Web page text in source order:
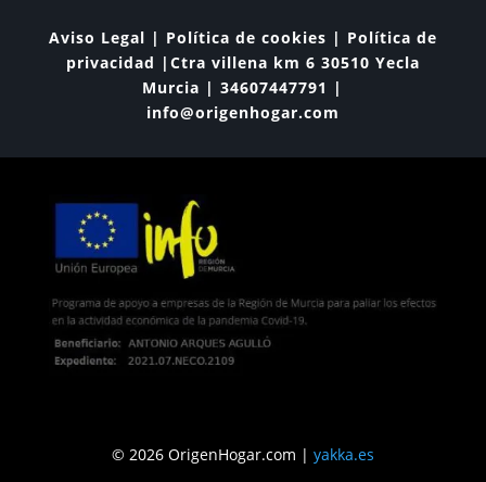
Aviso Legal | Política de cookies | Política de
privacidad |Ctra villena km 6 30510 Yecla
Murcia | 34607447791 |
info@origenhogar.com
© 2026 OrigenHogar.com | yakka.es